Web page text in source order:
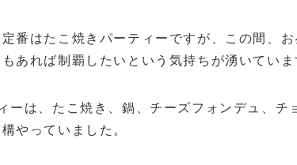
はたこ焼きパーティーですが、この間、
あれば制覇したいという気持ちが湧いていま
は、たこ焼き、鍋、チーズフォンデュ、チ
やっていました。